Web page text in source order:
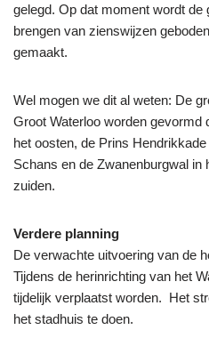
gelegd. Op dat moment wordt de
brengen van zienswijzen
gemaakt.
Wel mogen we dit al weten: De
Groot Waterloo worden gevormd
het oosten, de Prins
Schans en de Zwanenburgwal in
zuiden.
Verdere planning
De verwachte uitvoering van de
Tijdens de herinrichting van het
tijdelijk verplaatst worden. Het
het stadhuis te doen.